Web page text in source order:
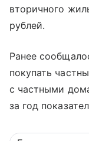
вторичного
рублей.
Ранее
покупать
с частными
за год